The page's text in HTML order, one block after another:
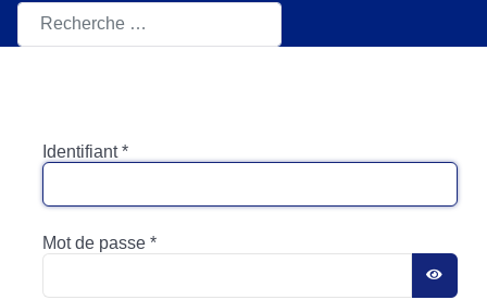
Rechercher
Identifiant*
Mot de passe *